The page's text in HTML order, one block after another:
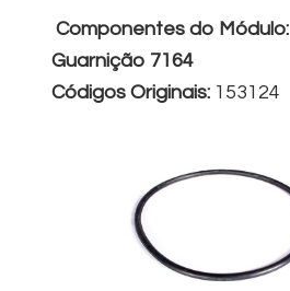
Componentes do Módulo:
Guarnição 7164
Códigos Originais:153124